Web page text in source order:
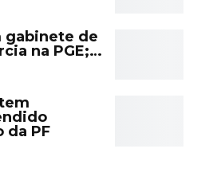
gabinete de
na PGE;…
da PF